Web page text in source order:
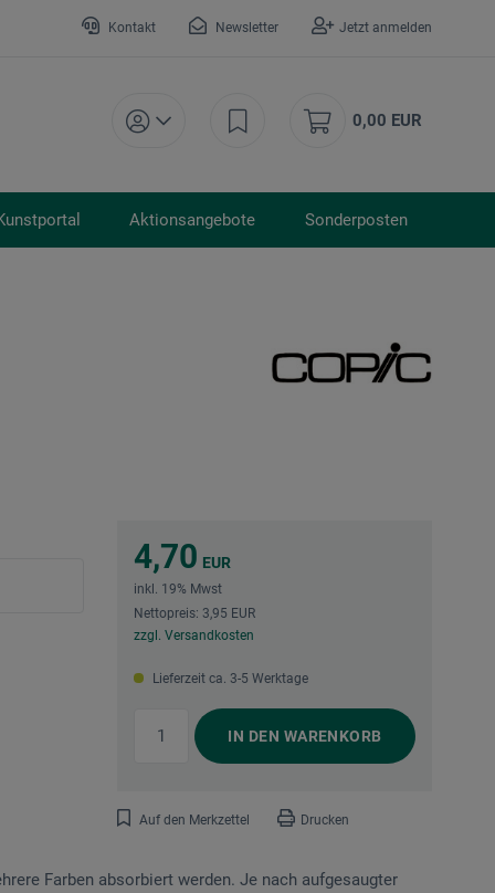
Kontakt Newsletter Jetzt anmelden
0,00 EUR
Aktionsangebote Sonderposten
4,70 EUR
inkl. 19% Mwst
Nettopreis: 3,95 EUR
zzgl. Versandkosten
Lieferzeit ca. 3-5 Werktage
IN DEN WARENKORB
Auf den Merkzettel Drucken
Farben absorbiert werden. Je nach aufgesaugter